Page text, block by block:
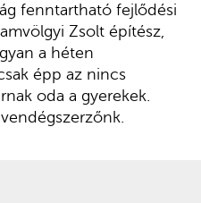
fenntartható fejlődési
Zsolt építész,
a héten
épp az nincs
oda a gyerekek.